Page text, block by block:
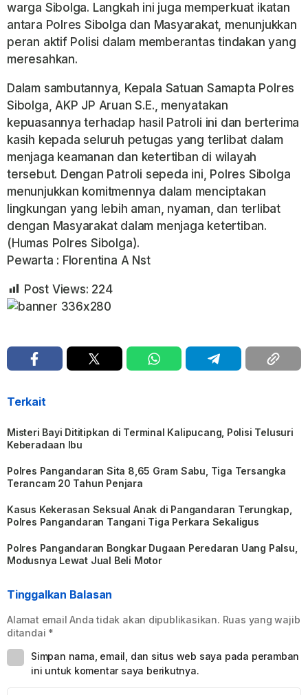
warga Sibolga. Langkah ini juga memperkuat ikatan
antara Polres Sibolga dan Masyarakat, menunjukkan
peran aktif Polisi dalam memberantas tindakan yang
meresahkan.
Dalam sambutannya, Kepala Satuan Samapta Polres
Sibolga, AKP JP Aruan S.E., menyatakan
kepuasannya terhadap hasil Patroli ini dan berterima
kasih kepada seluruh petugas yang terlibat dalam
menjaga keamanan dan ketertiban di wilayah
tersebut. Dengan Patroli sepeda ini, Polres Sibolga
menunjukkan komitmennya dalam menciptakan
lingkungan yang lebih aman, nyaman, dan terlibat
dengan Masyarakat dalam menjaga ketertiban.
(Humas Polres Sibolga).
Pewarta : Florentina A Nst
Post Views: 224
Terkait
Misteri Bayi Dititipkan di Terminal Kalipucang, Polisi Telusuri
Keberadaan Ibu
Polres Pangandaran Sita 8,65 Gram Sabu, Tiga Tersangka
Terancam 20 Tahun Penjara
Kasus Kekerasan Seksual Anak di Pangandaran Terungkap,
Polres Pangandaran Tangani Tiga Perkara Sekaligus
Polres Pangandaran Bongkar Dugaan Peredaran Uang Palsu,
Modusnya Lewat Jual Beli Motor
Tinggalkan Balasan
Alamat email Anda tidak akan dipublikasikan. Ruas yang wajib
ditandai *
Simpan nama, email, dan situs web saya pada peramban
ini untuk komentar saya berikutnya.